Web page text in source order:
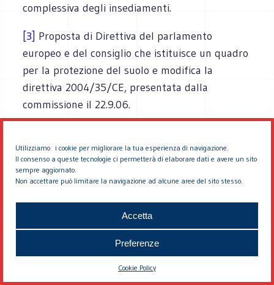
Utilizziamo i cookie per migliorare la tua esperienza di navigazione.
Il consenso a queste tecnologie ci permetterà di elaborare dati e avere un sito
sempre aggiornato.
Non accettare può limitare la navigazione ad alcune aree del sito stesso.
Accetta
Preferenze
Cookie Policy
complessiva degli insediamenti.
[3] Proposta di Direttiva del parlamento
europeo e del consiglio che istituisce un quadro
per la protezione del suolo e modifica la
direttiva 2004/35/CE, presentata dalla
commissione il 22.9.06.
precise e cogenti al riguardo (Francia, Gran
Bretagna, Svizzera), come mostra l’articolo di R.
Camagni e C. Gibelli su questa rivista.
Ad esempio “Cinque anni di vita della nuova
legge urbanistica della regione Emilia-
Romagna” Rapporto a cura dell’Archivio
Piacentini, giugno 2006; G. Angelillo, G. Rinaldi,
“Riflessioni sul processo di adeguamento della